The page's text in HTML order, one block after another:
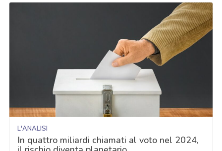
L'ANALISI
In quattro miliardi chiamati al voto nel 2024,